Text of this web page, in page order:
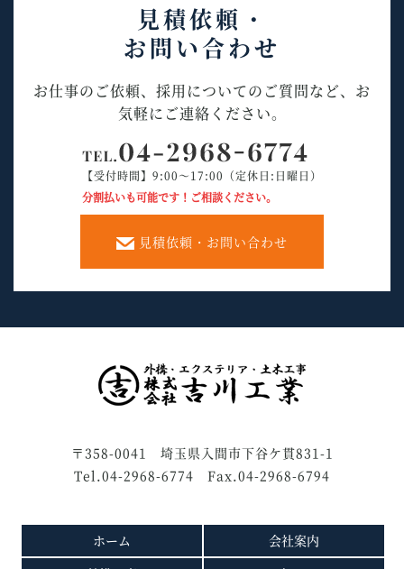
見積依頼・
お問い合わせ
お仕事のご依頼、採用についてのご質問など、お
気軽にご連絡ください。
【受付時間】9:00～17:00（定休日:日曜日）
分割払いも可能です！ご相談ください。
見積依頼・お問い合わせ
〒358-0041 埼玉県入間市下谷ケ貫831-1
Tel.04-2968-6774 Fax.04-2968-6794
ホーム
会社案内